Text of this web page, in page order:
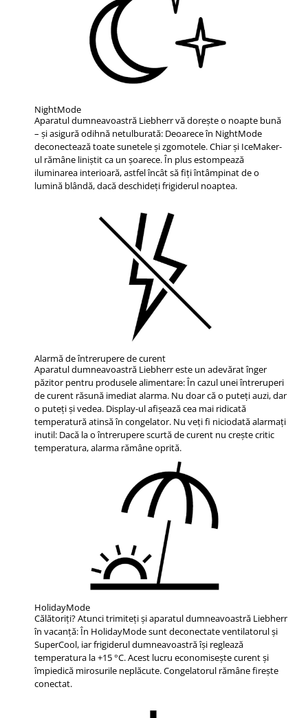
NightMode
Aparatul dumneavoastră Liebherr vă doreşte o noapte bună
– şi asigură odihnă netulburată: Deoarece în NightMode
deconectează toate sunetele şi zgomotele. Chiar şi IceMaker-
ul rămâne liniştit ca un şoarece. În plus estompează
iluminarea interioară, astfel încât să fiţi întâmpinat de o
lumină blândă, dacă deschideţi frigiderul noaptea.
Alarmă de întrerupere de curent
Aparatul dumneavoastră Liebherr este un adevărat înger
păzitor pentru produsele alimentare: În cazul unei întreruperi
de curent răsună imediat alarma. Nu doar că o puteţi auzi, dar
o puteţi şi vedea. Display-ul afişează cea mai ridicată
temperatură atinsă în congelator. Nu veţi fi niciodată alarmaţi
inutil: Dacă la o întrerupere scurtă de curent nu creşte critic
temperatura, alarma rămâne oprită.
HolidayMode
Călătoriţi? Atunci trimiteţi şi aparatul dumneavoastră Liebherr
în vacanţă: În HolidayMode sunt deconectate ventilatorul şi
SuperCool, iar frigiderul dumneavoastră îşi reglează
temperatura la +15 °C. Acest lucru economiseşte curent şi
împiedică mirosurile neplăcute. Congelatorul rămâne fireşte
conectat.